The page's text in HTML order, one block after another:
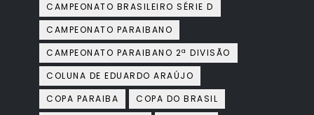
CAMPEONATO BRASILEIRO SÉRIE D
CAMPEONATO PARAIBANO
CAMPEONATO PARAIBANO 2ª DIVISÃO
COLUNA DE EDUARDO ARAÚJO
COPA PARAIBA
COPA DO BRASIL